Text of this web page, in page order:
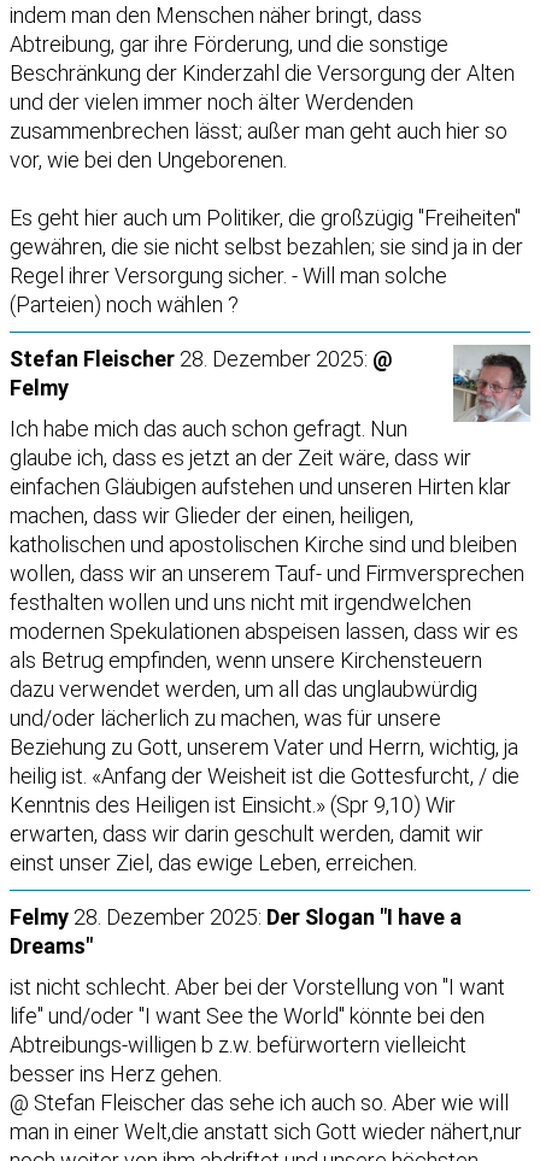
indem man den Menschen näher bringt, dass
Abtreibung, gar ihre Förderung, und die sonstige
Beschränkung der Kinderzahl die Versorgung der Alten
und der vielen immer noch älter Werdenden
zusammenbrechen lässt; außer man geht auch hier so
vor, wie bei den Ungeborenen.
Es geht hier auch um Politiker, die großzügig "Freiheiten"
gewähren, die sie nicht selbst bezahlen; sie sind ja in der
Regel ihrer Versorgung sicher. - Will man solche
(Parteien) noch wählen ?
Stefan Fleischer 28. Dezember 2025: @
Felmy
Ich habe mich das auch schon gefragt. Nun
glaube ich, dass es jetzt an der Zeit wäre, dass wir
einfachen Gläubigen aufstehen und unseren Hirten klar
machen, dass wir Glieder der einen, heiligen,
katholischen und apostolischen Kirche sind und bleiben
wollen, dass wir an unserem Tauf- und Firmversprechen
festhalten wollen und uns nicht mit irgendwelchen
modernen Spekulationen abspeisen lassen, dass wir es
als Betrug empfinden, wenn unsere Kirchensteuern
dazu verwendet werden, um all das unglaubwürdig
und/oder lächerlich zu machen, was für unsere
Beziehung zu Gott, unserem Vater und Herrn, wichtig, ja
heilig ist. «Anfang der Weisheit ist die Gottesfurcht, / die
Kenntnis des Heiligen ist Einsicht.» (Spr 9,10) Wir
erwarten, dass wir darin geschult werden, damit wir
einst unser Ziel, das ewige Leben, erreichen.
Felmy 28. Dezember 2025: Der Slogan "I have a
Dreams"
ist nicht schlecht. Aber bei der Vorstellung von "I want
life" und/oder "I want See the World" könnte bei den
Abtreibungs-willigen b z.w. befürwortern vielleicht
besser ins Herz gehen.
@ Stefan Fleischer das sehe ich auch so. Aber wie will
man in einer Welt,die anstatt sich Gott wieder nähert,nur